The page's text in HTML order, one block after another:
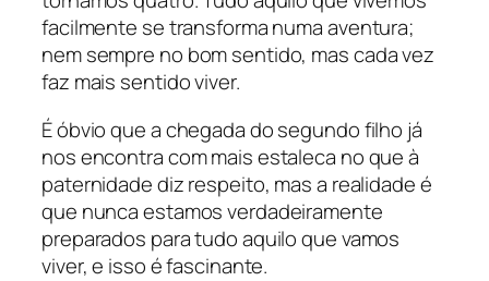
facilmente se transforma numa aventura;
nem sempre no bom sentido, mas cada vez
faz mais sentido viver.
É óbvio que a chegada do segundo filho já
nos encontra com mais estaleca no que à
paternidade diz respeito, mas a realidade é
que nunca estamos verdadeiramente
preparados para tudo aquilo que vamos
viver, e isso é fascinante.